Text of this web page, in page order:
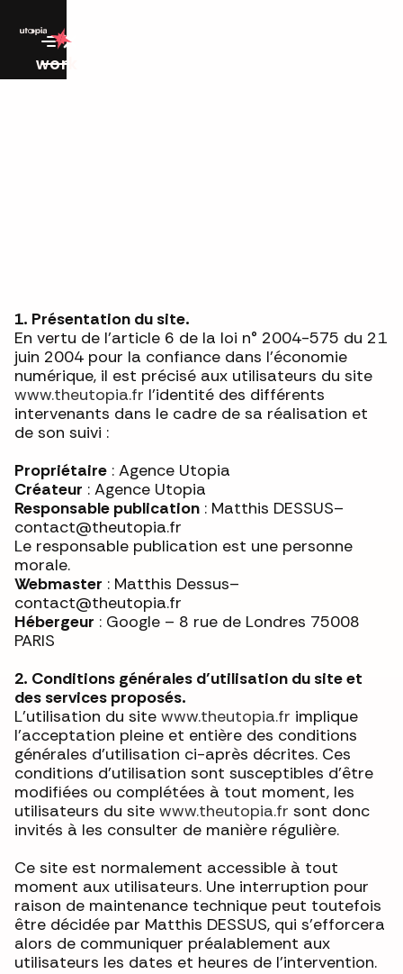
work
1. Présentation du site.
En vertu de l'article 6 de la loi n° 2004-575 du 21
juin 2004 pour la confiance dans l'économie
numérique, il est précisé aux utilisateurs du site
www.theutopia.fr l'identité des différents
intervenants dans le cadre de sa réalisation et
de son suivi :
Propriétaire : Agence Utopia
Créateur : Agence Utopia
Responsable publication : Matthis DESSUS–
contact@theutopia.fr
Le responsable publication est une personne
morale.
Webmaster : Matthis Dessus–
contact@theutopia.fr
Hébergeur : Google – 8 rue de Londres 75008
PARIS
2. Conditions générales d’utilisation du site et
des services proposés.
L’utilisation du site www.theutopia.fr implique
l’acceptation pleine et entière des conditions
générales d’utilisation ci-après décrites. Ces
conditions d’utilisation sont susceptibles d’être
modifiées ou complétées à tout moment, les
utilisateurs du site www.theutopia.fr sont donc
invités à les consulter de manière régulière.
Ce site est normalement accessible à tout
moment aux utilisateurs. Une interruption pour
raison de maintenance technique peut toutefois
être décidée par Matthis DESSUS, qui s’efforcera
alors de communiquer préalablement aux
utilisateurs les dates et heures de l’intervention.